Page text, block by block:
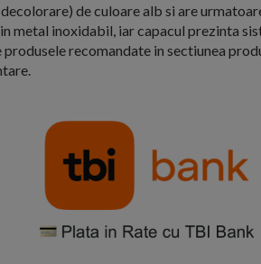
de culoare alb si are
metal inoxidabil, iar capacul prezinta
recomandate in sectiunea